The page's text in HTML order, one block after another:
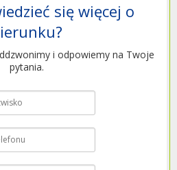
się więcej o
i odpowiemy na Twoje
pytania.